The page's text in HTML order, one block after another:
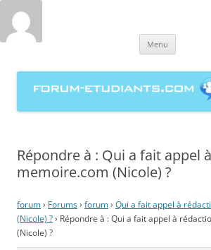
étudiante à la
mémoires
Menu
Répondre à : Qui a fait appel
memoire.com (Nicole) ?
forum› Forums› forum› Qui a fait appel à
(Nicole) ?› Répondre à : Qui a fait appel à
(Nicole) ?